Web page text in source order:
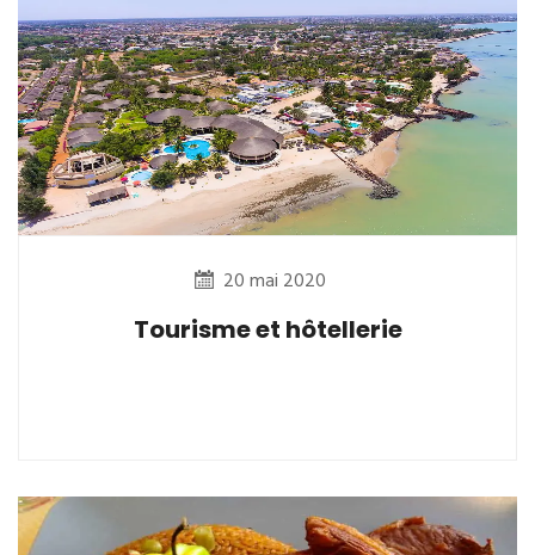
20 mai 2020
Tourisme et hôtellerie